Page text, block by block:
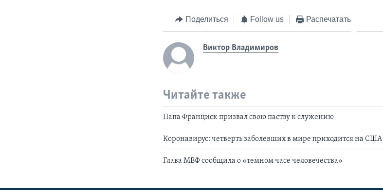
Поделиться Follow us Распечатать
Виктор Владимиров
Читайте также
Папа Франциск призвал свою паству к служению
Коронавирус: четверть заболевших в мире приходится на США
Глава МВФ сообщила о «темном часе человечества»